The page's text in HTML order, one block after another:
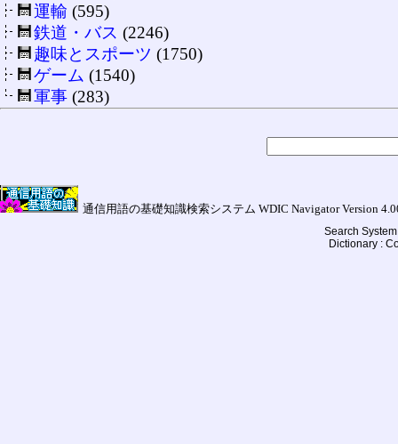
運輸 (595)
鉄道・バス (2246)
趣味とスポーツ (1750)
ゲーム (1540)
軍事 (283)
通信用語の基礎知識検索システム WDIC Navigator Version
Search
Dictionary :